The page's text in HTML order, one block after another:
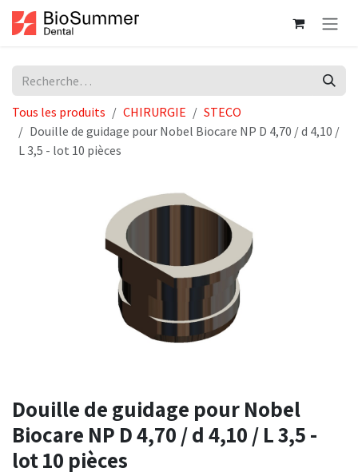
Se rendre au contenu
Tous les produits CHIRURGIE
STECO
Douille de guidage pour Nobel Biocare NP D 4,70 / d 4,10 /
L 3,5 - lot 10 pièces
Douille de guidage pour Nobel
Biocare NP D 4,70 / d 4,10 / L 3,5 -
lot 10 pièces